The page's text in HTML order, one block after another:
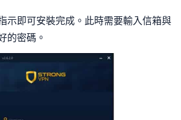
示即可安裝完成。此時需要輸入信箱與
的密碼。